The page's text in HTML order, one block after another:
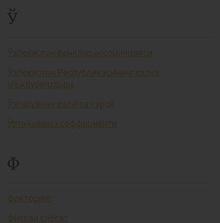
Ў
Ўзбекистон банклар ассоцияцияси
Ўзбекистон Республикасининг ғазна
мажбуриятлари
Ўзгарувчан валюта курси
Ўртачалаш коэффициенти
Ф
Факторинг
Фискал сиёсат